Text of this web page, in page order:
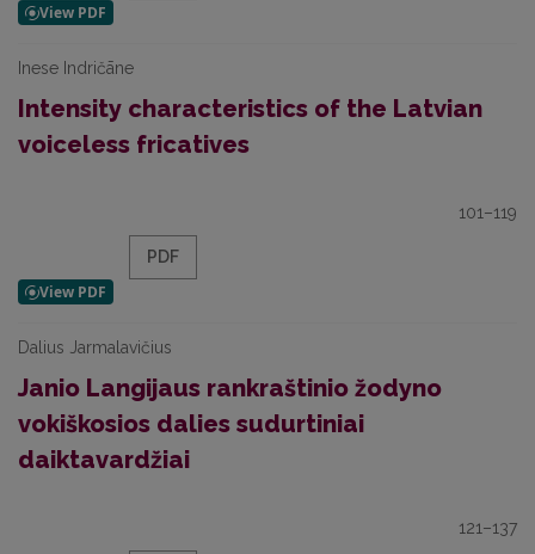
Inese Indričāne
Intensity characteristics of the Latvian
voiceless fricatives
101–119
PDF
Dalius Jarmalavičius
Janio Langijaus rankraštinio žodyno
vokiškosios dalies sudurtiniai
daiktavardžiai
121–137